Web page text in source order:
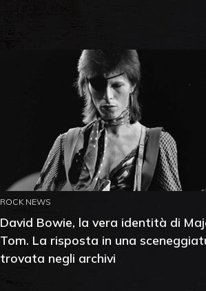
ROCK NEWS
David Bowie, la vera identità di
Tom. La risposta in una
trovata negli archivi